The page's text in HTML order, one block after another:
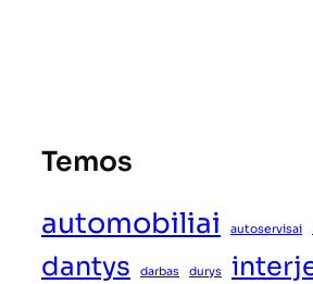
Temos
automobiliai autoservisai
dantys darbas durys